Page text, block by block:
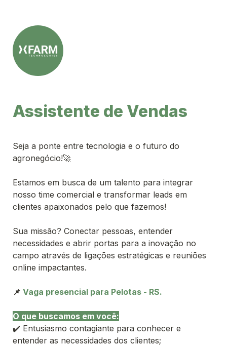
Assistente de Vendas
Seja a ponte entre tecnologia e o futuro do
agronegócio!🚀
Estamos em busca de um talento para integrar
nosso time comercial e transformar leads em
clientes apaixonados pelo que fazemos!
Sua missão? Conectar pessoas, entender
necessidades e abrir portas para a inovação no
campo através de ligações estratégicas e reuniões
online impactantes.
📌
✔️ Entusiasmo contagiante para conhecer e
entender as necessidades dos clientes;